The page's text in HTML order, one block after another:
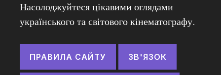
Насолоджуйтеся цікавими оглядами
українського та світового кінематографу.
ПРАВИЛА САЙТУ ЗВ'ЯЗОК